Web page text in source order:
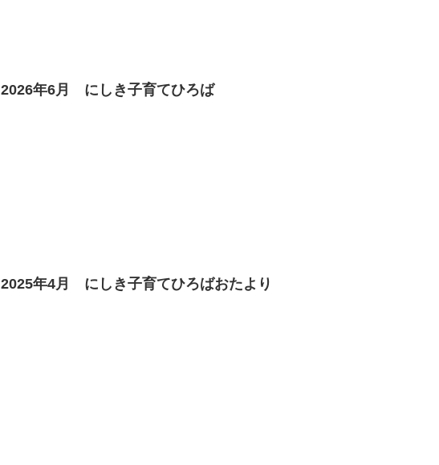
2026年6月 にしき子育てひろば
2025年4月 にしき子育てひろばおたより